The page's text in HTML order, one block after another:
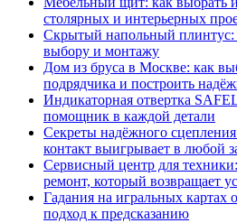
столярных и интерьерных
Скрытый напольный плинтус:
выбору и монтажу
Дом из бруса в Москве: как
подрядчика и построить
Индикаторная отвертка
помощник в каждой детали
Секреты надёжного
контакт выигрывает в любой
Сервисный центр для
ремонт, который возвращает
Гадания на игральных картах
подход к предсказанию